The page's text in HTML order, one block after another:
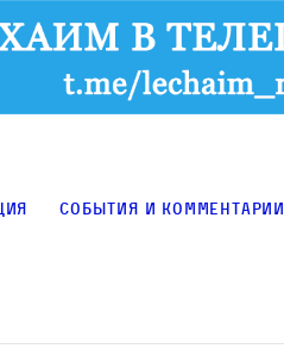
События и комментарии